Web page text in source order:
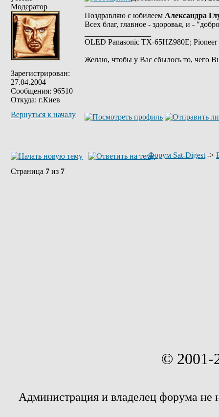
Модератор
Зарегистрирован:
27.04.2004
Сообщения: 96510
Откуда: г.Киев
Поздравляю с юбилеем Александра
Всех благ, главное - здоровья, и -
OLED Panasonic TX-65HZ980E;
Желаю, чтобы у Вас сбылось то, чего
Вернуться к началу
Форум Sat-Digest ->
Страница 7 из 7
© 2001-
Администрация и владелец форума не